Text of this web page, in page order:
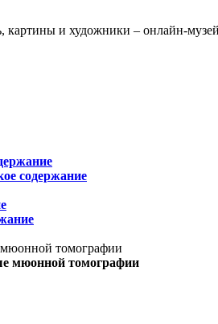
содержание
мюонной томографии